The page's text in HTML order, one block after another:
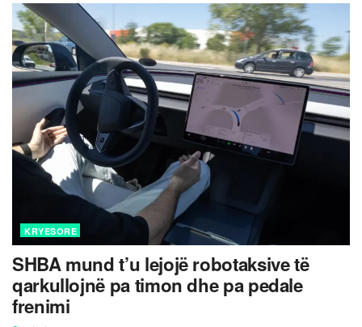
KRYESORE
SHBA mund t’u lejojë robotaksive të
qarkullojnë pa timon dhe pa pedale
frenimi